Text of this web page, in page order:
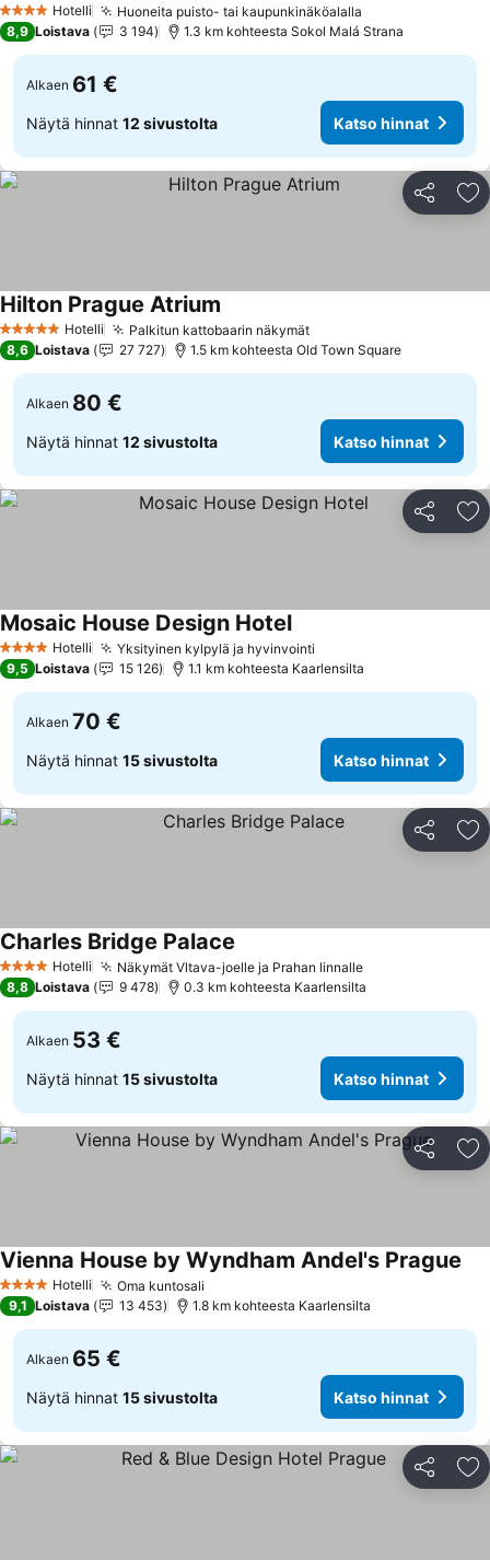
4 Tähtiluokitus
Hotelli Huoneita puisto- tai kaupunkinäköalalla
8,9 Loistava 3 194 1.3 km kohteesta Sokol Malá Strana
Alkaen 61 €
Näytä hinnat 12 sivustolta Katso hinnat
Jaa
5 Tähtiluokitus
Hotelli Palkitun kattobaarin näkymät
Hilton Prague Atrium
8,6 Loistava 27 727 1.5 km kohteesta Old Town Square
Alkaen 80 €
Näytä hinnat 12 sivustolta Katso hinnat
Jaa
4 Tähtiluokitus
Hotelli Yksityinen kylpylä ja hyvinvointi
Mosaic House Design Hotel
9,5 Loistava 15 126 1.1 km kohteesta Kaarlensilta
Alkaen 70 €
Näytä hinnat 15 sivustolta Katso hinnat
Jaa
4 Tähtiluokitus
Hotelli Näkymät Vltava-joelle ja Prahan linnalle
Charles Bridge Palace
8,8 Loistava 9 478 0.3 km kohteesta Kaarlensilta
Alkaen 53 €
Näytä hinnat 15 sivustolta Katso hinnat
Jaa
4 Tähtiluokitus
Hotelli Oma kuntosali
Vienna House by Wyndham Andel's Prague
9,1 Loistava 13 453 1.8 km kohteesta Kaarlensilta
Alkaen 65 €
Näytä hinnat 15 sivustolta Katso hinnat
Jaa